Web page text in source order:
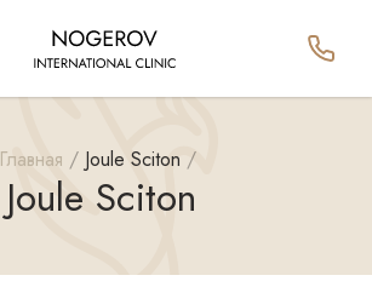
Главная Joule Sciton
Joule Sciton